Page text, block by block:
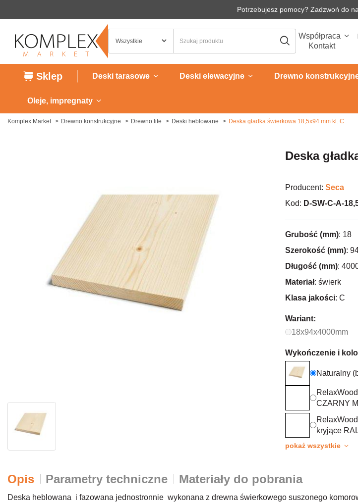
Potrzebujesz pomocy? Zadzwoń do
Współpraca
Kontakt
Sklep Deski tarasowe Deski elewacyjne Drewno
Oleje, impregnaty
Komplex Market Drewno konstrukcyjne Drewno lite Deski heblowane Deska gładka świerkowa 18,5x94 mm kl. C
Deska
Producent: Seca
Kod: D-SW-C-A-
Grubość (mm): 18
Szerokość (mm):
Długość (mm):
Materiał: świerk
Klasa jakości: C
Wariant:
18x94x4000mm
Wykończenie i
Naturalny
CZARNY
kryjące
pokaż wszystkie
Opis Parametry techniczne Materiały do pobrania
Deska heblowana i fazowana jednostronnie wykonana z drewna świerkowego suszonego